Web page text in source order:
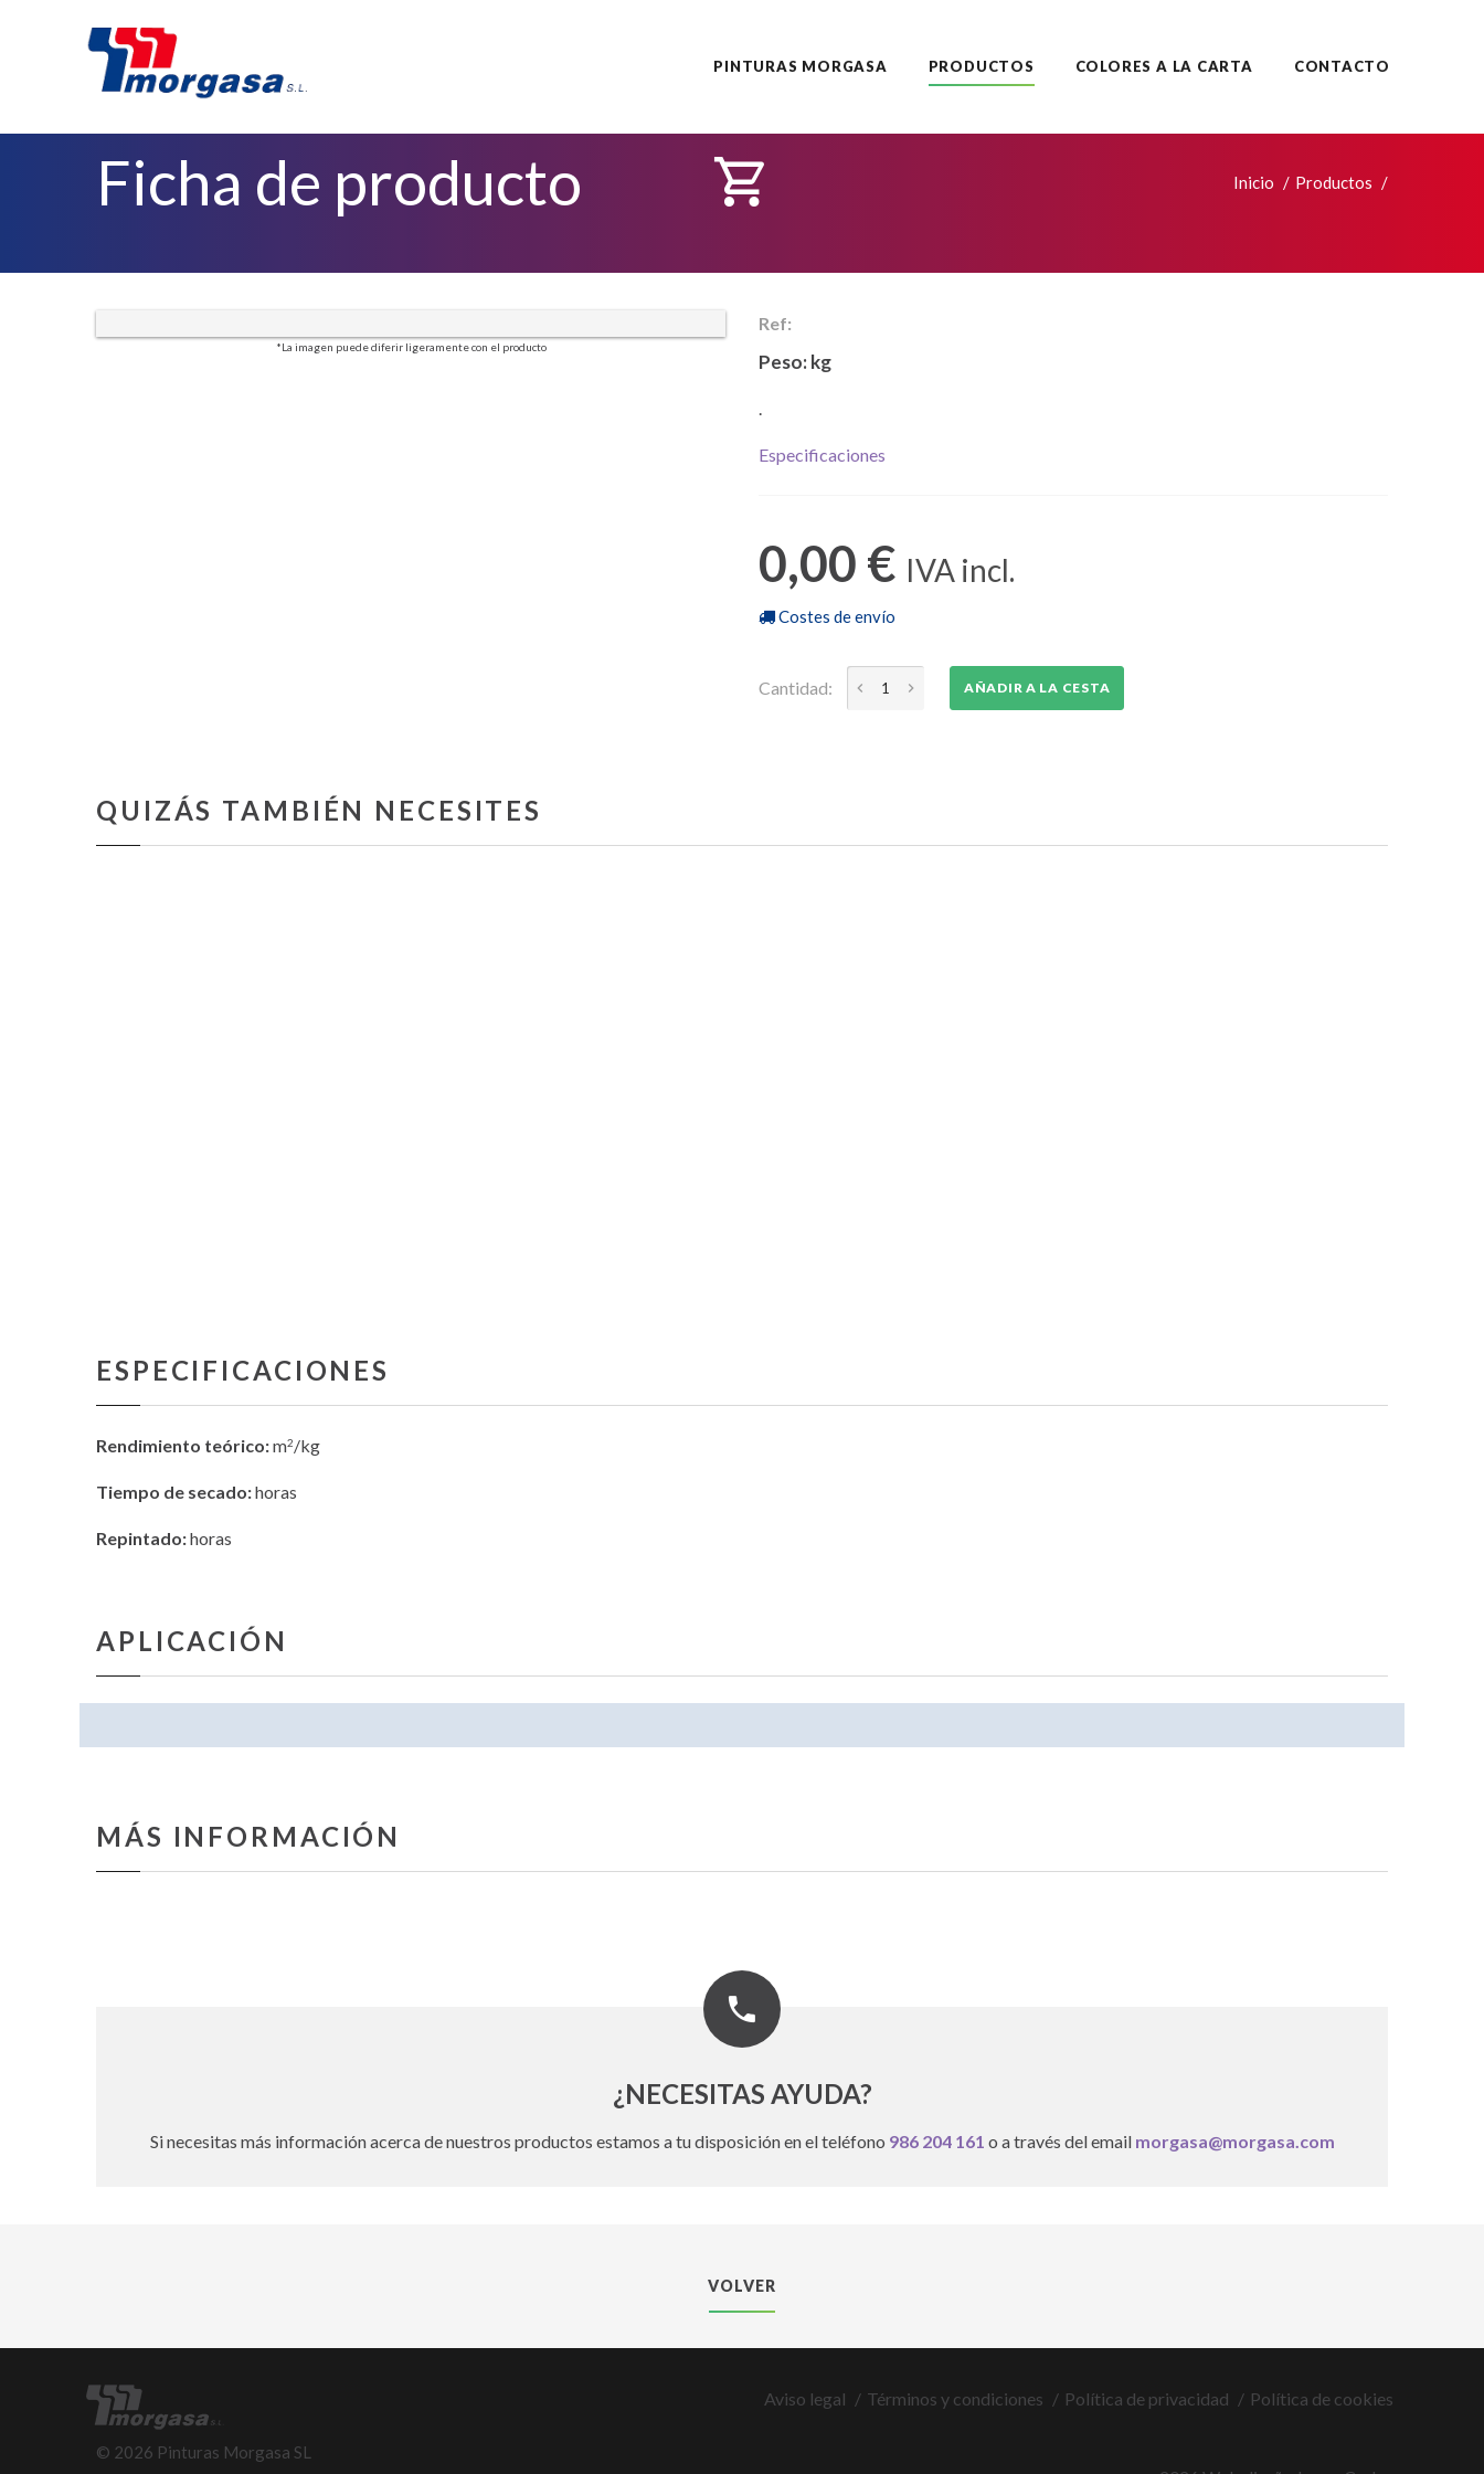
PINTURAS MORGASA PRODUCTOS COLORES A LA CARTA CONTACTO
Ficha de producto Inicio Productos
*La imagen puede diferir ligeramente con el producto
Ref:
Peso:kg
.
Especificaciones
0,00 € IVA incl.
Costes de envío
Cantidad: AÑADIR A LA CESTA
QUIZÁS TAMBIÉN NECESITES
ESPECIFICACIONES
Rendimiento teórico:m2/kg
Tiempo de secado:horas
Repintado:horas
APLICACIÓN
MÁS INFORMACIÓN
¿NECESITAS AYUDA?
Si necesitas más información acerca de nuestros productos estamos a tu disposición en el teléfono 986 204 161 o a través del email morgasa@morgasa.com
VOLVER
Aviso legal Términos y condiciones Política de privacidad Política de cookies
© 2026 Pinturas Morgasa SL